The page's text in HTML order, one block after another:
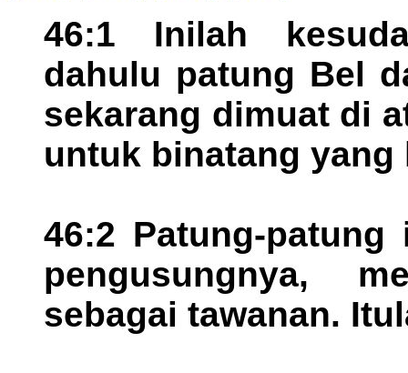
46:1 Inilah
dahulu patung Bel
sekarang dimuat di
untuk binatang yang
46:2 Patung-
pengusungnya,
sebagai tawanan.